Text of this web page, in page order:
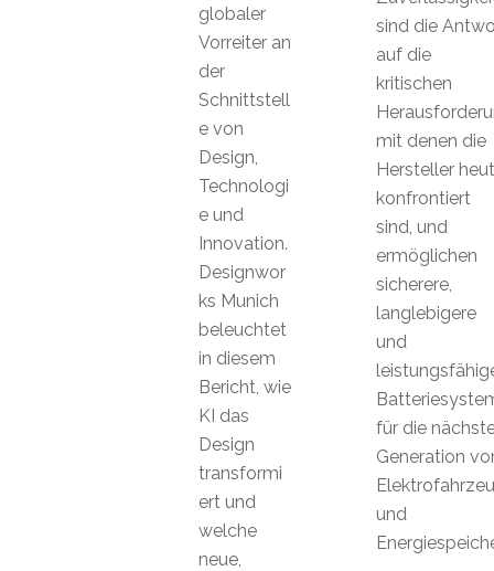
sind die
auf die
kritischen
mit denen die
Hersteller
konfrontiert
sind, und
ermöglichen
sicherere,
langlebigere
und
für die
Generation
und
globaler
Vorreiter an
der
Schnittstell
e von
Design,
Technologi
e und
Innovation.
Designwor
ks Munich
beleuchtet
in diesem
Bericht, wie
KI das
Design
transformi
ert und
welche
neue,